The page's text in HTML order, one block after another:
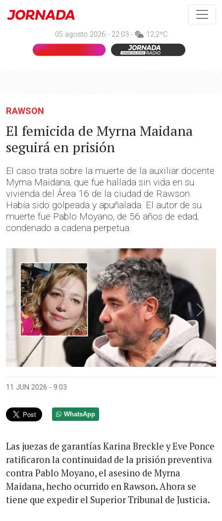
05 agosto 2026 - 22:03 - 12,2ºC
RAWSON
El femicida de Myrna Maidana
seguirá en prisión
El caso trata sobre la muerte de la auxiliar docente
Myrna Maidana, que fue hallada sin vida en su
vivienda del Área 16 de la ciudad de Rawson.
Había sido golpeada y apuñalada. El autor de su
muerte fue Pablo Moyano, de 56 años de edad,
condenado a cadena perpetua.
Anterior
11 JUN 2026 - 9:03
WhatsApp
Las juezas de garantías Karina Breckle y Eve Ponce
ratificaron la continuidad de la prisión preventiva
contra Pablo Moyano, el asesino de Myrna
Maidana, hecho ocurrido en Rawson. Ahora se
tiene que expedir el Superior Tribunal de Justicia.